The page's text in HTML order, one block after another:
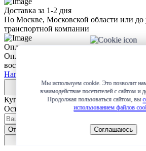
Доставка за 1-2 дня
По Москве, Московской области или
транспортной компании
Оплата
Оплата любым удобным для Вас
воспользоваться рассрочкой или
Написать в Whatsapp
Купить в 1 клик
Оставьте заявку и мы сами свяжемся с
Отправить
Мы используем cookie. Это позволит
взаимодействие посетителей с сайтом и
Продолжая пользоваться сайтом, вы
использованием файлов
Соглашаюсь